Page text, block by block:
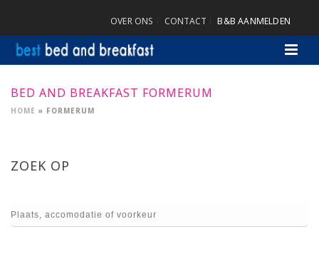
OVER ONS CONTACT B&B AANMELDEN
BED AND BREAKFAST FORMERUM
HOME » FORMERUM
ZOEK OP